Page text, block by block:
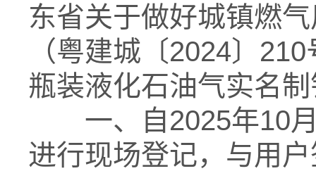
东省关于做好城镇燃
（粤建城〔2024〕
瓶装液化石油气实名
一、自2025年10月
进行现场登记，与用